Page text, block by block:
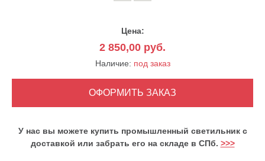
Цена:
2 850,00 руб.
Наличие: под заказ
У нас вы можете купить промышленный светильник с
доставкой или забрать его на складе в СПб. >>>